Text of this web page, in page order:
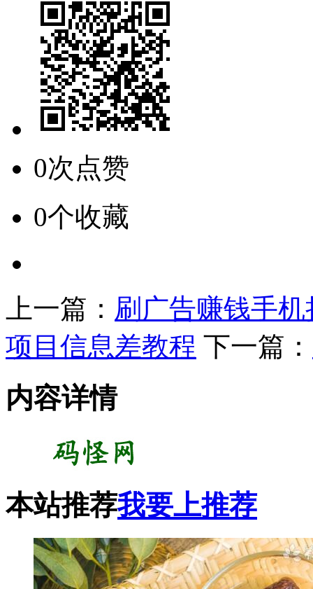
0次点赞
0个收藏
上一篇： 刷广告赚钱手
项目信息差教程 下一篇：
内容详情
本站推荐我要上推荐